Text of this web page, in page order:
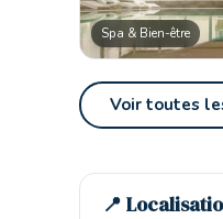
Spa & Bien-être
Voir toutes
📍